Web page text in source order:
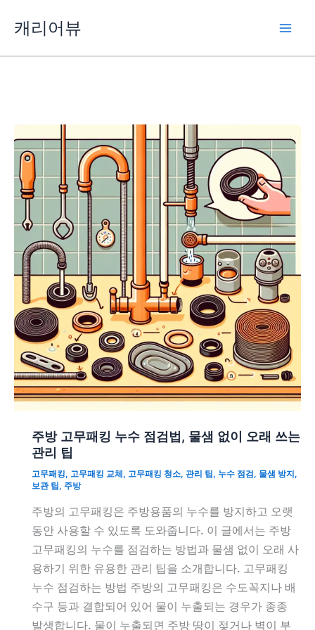
캐리어뷰
주방 고무패킹 누수 점검법, 물샘 없이 오래 쓰는
관리 팁
고무패킹, 고무패킹 교체 , 고무패킹 청소, 관리 팁 , 누수 점검 , 물샘 방지 ,
보관 팁 , 주방
주방의 고무패킹은 주방용품의 누수를 방지하고 오랫
동안 사용할 수 있도록 도와줍니다. 이 글에서는 주방
고무패킹의 누수를 점검하는 방법과 물샘 없이 오래 사
용하기 위한 유용한 관리 팁을 소개합니다. 고무패킹
누수 점검하는 방법 주방의 고무패킹은 수도꼭지나 배
수구 등과 결합되어 있어 물이 누출되는 경우가 종종
발생합니다. 물이 누출되면 주방 땅이 젖거나 벽이 부